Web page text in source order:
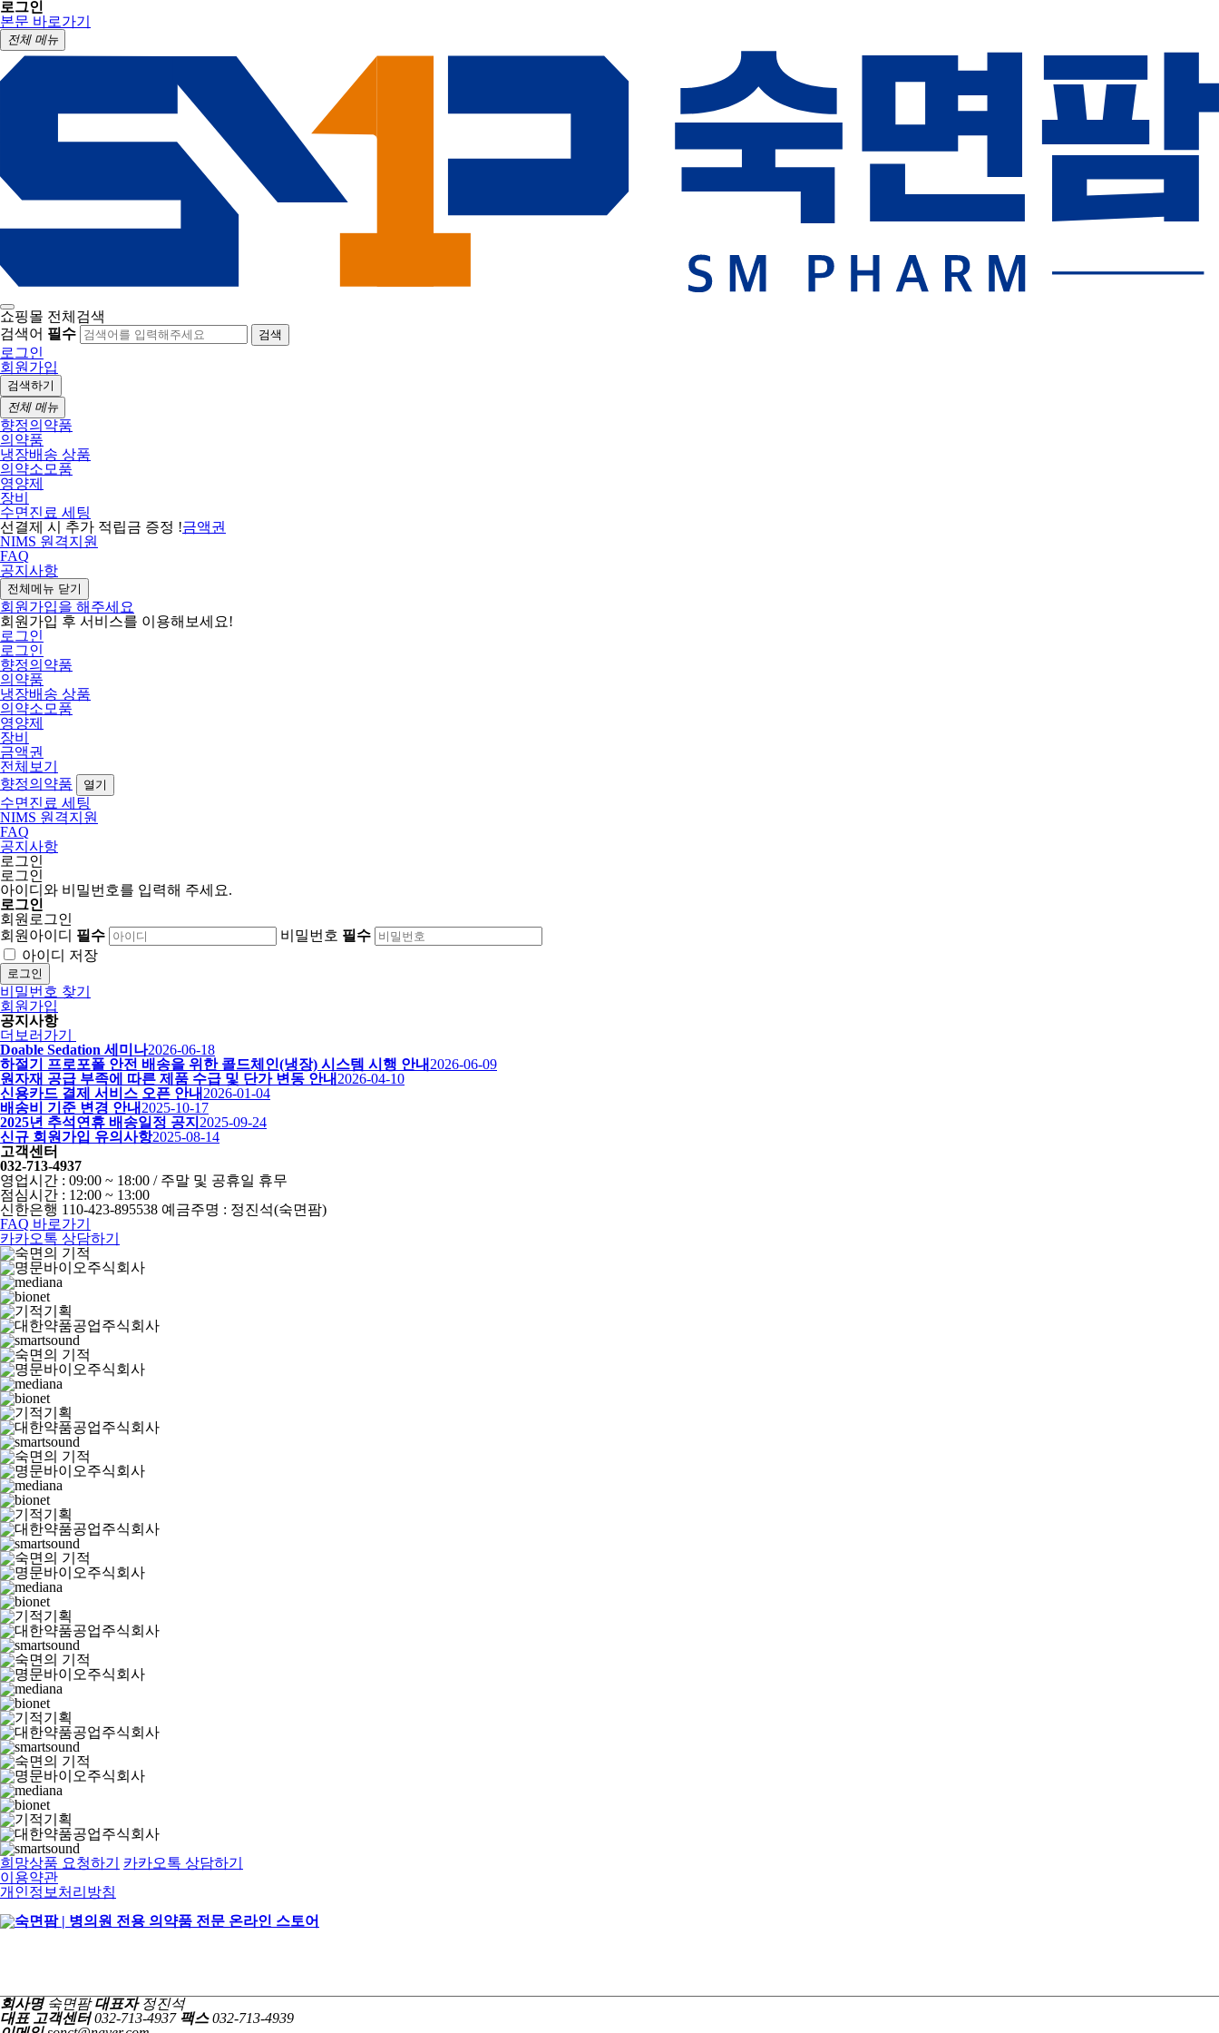
로그인
본문 바로가기
전체 메뉴
쇼핑몰 전체검색
검색어 필수 검색
로그인
회원가입
검색하기
전체 메뉴
향정의약품
의약품
냉장배송 상품
의약소모품
영양제
장비
수면진료 세팅
선결제 시 추가 적립금 증정 !금액권
NIMS 원격지원
FAQ
공지사항
전체메뉴 닫기
회원가입을 해주세요
회원가입 후 서비스를 이용해보세요!
로그인
로그인
향정의약품
의약품
냉장배송 상품
의약소모품
영양제
장비
금액권
전체보기
향정의약품
열기
수면진료 세팅
NIMS 원격지원
FAQ
공지사항
로그인
로그인
아이디와 비밀번호를 입력해 주세요.
로그인
회원로그인
회원아이디 필수 비밀번호 필수
아이디 저장
로그인
비밀번호 찾기
회원가입
공지사항
더보러가기
Doable Sedation 세미나2026-06-18
하절기 프로포폴 안전 배송을 위한 콜드체인(냉장) 시스템 시행 안내 2026-06-09
원자재 공급 부족에 따른 제품 수급 및 단가 변동 안내 2026-04-10
신용카드 결제 서비스 오픈 안내 2026-01-04
배송비 기준 변경 안내 2025-10-17
2025년 추석연휴 배송일정 공지 2025-09-24
신규 회원가입 유의사항2025-08-14
고객센터
032-713-4937
영업시간 : 09:00 ~ 18:00 / 주말 및 공휴일 휴무
점심시간 : 12:00 ~ 13:00
신한은행 110-423-895538 예금주명 : 정진석(숙면팜)
FAQ 바로가기
카카오톡 상담하기
희망상품 요청하기
카카오톡 상담하기
이용약관
개인정보처리방침
회사명숙면팜 대표자 정진석
대표 고객센터032-713-4937 팩스032-713-4939